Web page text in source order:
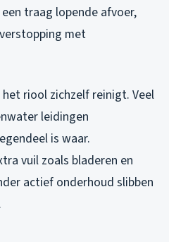
traag lopende afvoer,
met
riool zichzelf reinigt. Veel
leidingen
is waar.
vuil zoals bladeren en
actief onderhoud slibben